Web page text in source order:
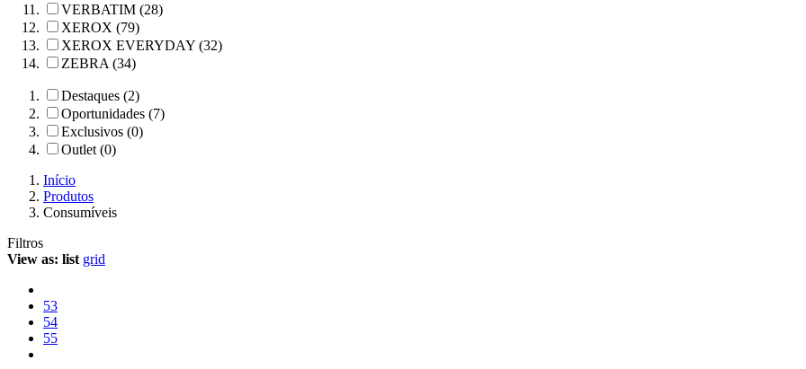
VERBATIM (28)
XEROX (79)
XEROX EVERYDAY (32)
ZEBRA (34)
Destaques (2)
Oportunidades (7)
Exclusivos (0)
Outlet (0)
Início
Produtos
Consumíveis
Filtros
View as: list grid
53
54
55